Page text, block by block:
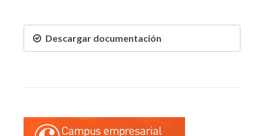
Descargar documentación